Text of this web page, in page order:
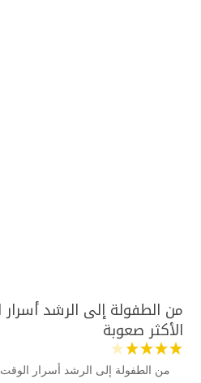
من الطفولة إلى الرشد
الأكثر صعوبة
من الطفولة إلى الرشد أسرار الوقت